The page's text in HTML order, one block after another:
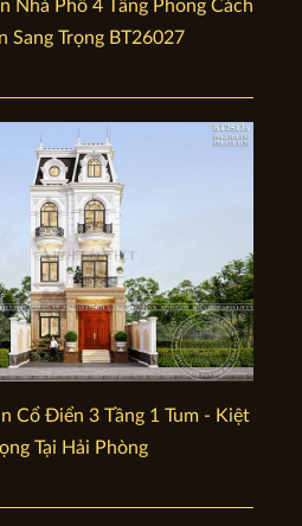
Nhà Phố 4 Tầng Phong Cách
Sang Trọng BT26027
Cổ Điển 3 Tầng 1 Tum - Kiệt
Tại Hải Phòng